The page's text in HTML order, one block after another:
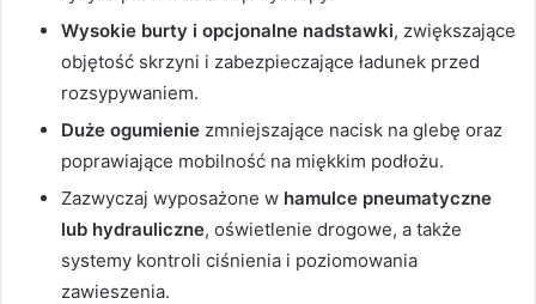
Wysokie burty i opcjonalne nadstawki, zwiększające
objętość skrzyni i zabezpieczające ładunek przed
rozsypywaniem.
Duże ogumienie zmniejszające nacisk na glebę oraz
poprawiające mobilność na miękkim podłożu.
Zazwyczaj wyposażone w hamulce pneumatyczne
lub hydrauliczne, oświetlenie drogowe, a także
systemy kontroli ciśnienia i poziomowania
zawieszenia.